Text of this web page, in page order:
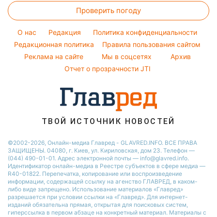
Новости Житомира
Новости Одессы
Советы от Андре Тана
Женские стрижки
Комнатные растения
Уборка
Авто
Денежная помощь
Тарифы
Курс валют
Проверить погоду
O нас Редакция
Политика конфиденциальности
Редакционная политика
Правила пользования сайтом
Реклама на сайте
Мы в соцсетях
Архив
Отчет о прозрачности JTI
ТВОЙ ИСТОЧНИК НОВОСТЕЙ
©2002-2026, Онлайн-медиа Главред - GLAVRED.INFO. ВСЕ ПРАВА
ЗАЩИЩЕНЫ. 04080, г. Киев, ул. Кириловская, дом 23. Телефон —
(044) 490-01-01. Адрес электронной почты — info@glavred.info.
Идентификатор онлайн-медиа в Реестре cубъектов в сфере медиа —
R40-01822. Перепечатка, копирование или воспроизведение
информации, содержащей ссылку на агенство ГЛАВРЕД, в каком-
либо виде запрещено. Использование материалов «Главред»
разрешается при условии ссылки на «Главред». Для интернет-
изданий обязательна прямая, открытая для поисковых систем,
гиперссылка в первом абзаце на конкретный материал. Материалы с